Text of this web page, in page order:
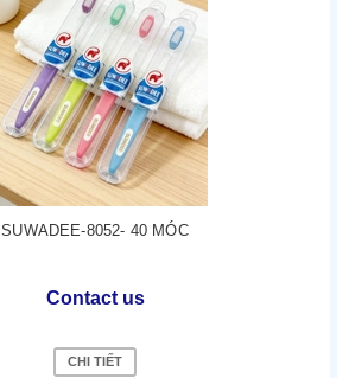
SUWADEE-8052- 40 MÓC
Contact us
CHI TIẾT